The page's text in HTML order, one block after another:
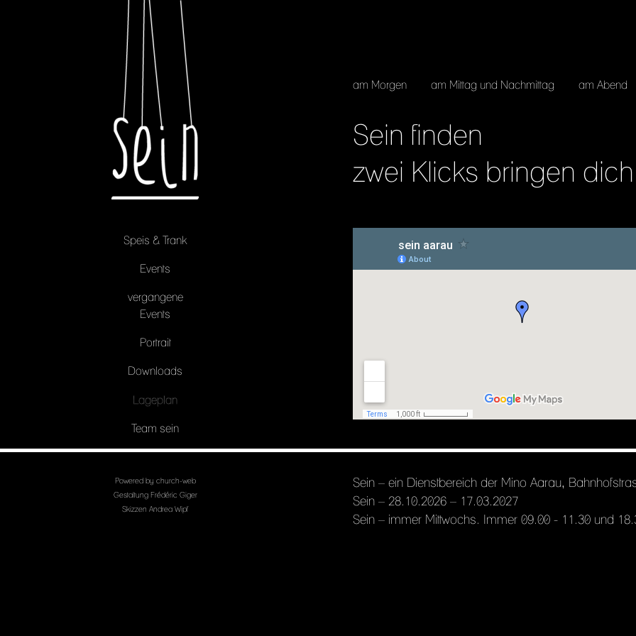
Speis & Trank
Events
vergangene
Events
Portrait
Downloads
Lageplan
Team sein
am Morgen am Mittag und Nachmittag am Abend
Sein finden
zwei Klicks bringen
Powered by church-web
Gestaltung Frédéric Giger
Skizzen Andrea Wipf
Sein – ein Dienstbereich der Mino Aarau,
Sein – 28.10.2026 – 17.03.2027
Sein – immer Mittwochs. Immer 09.00 - 11.30 und